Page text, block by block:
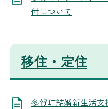
付について
移住・定住
多賀町結婚新生活